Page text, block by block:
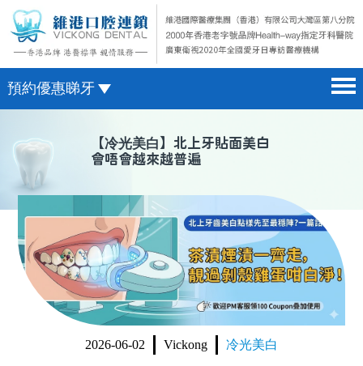
預約優惠睇牙
醫院簡介 hospital introduction
醫生介紹 doctor introduction
醫療新聞 medical news
種植牙 dental implant
箍牙 orthodontics
收費標準 change standard
微信預約
WhatsApp預約
【冷光美白】北上牙貼面美白
會唔會越來越普遍
2026-06-02 Vickong 冷光美白